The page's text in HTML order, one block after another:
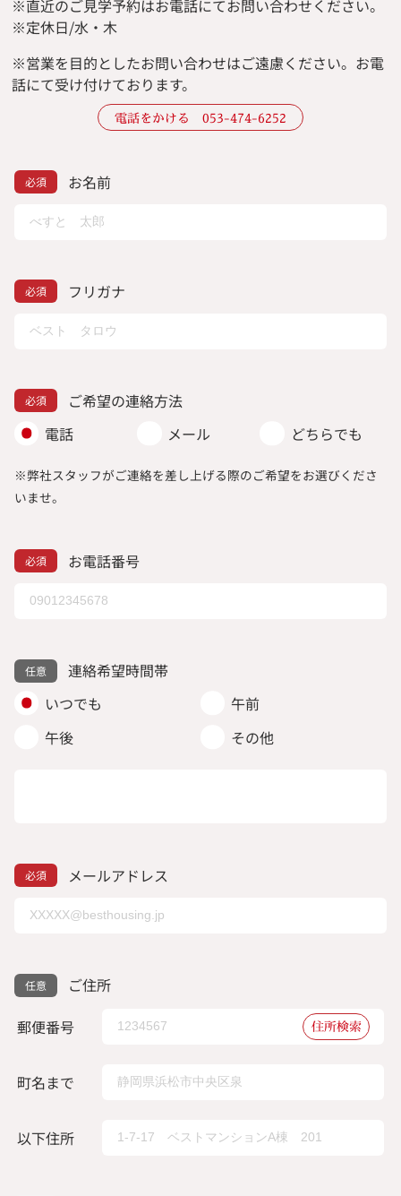
※直近のご見学予約はお電話にてお問い合わせください。
※定休日/水・木
※営業を目的としたお問い合わせはご遠慮ください。 お電
話にて受け付けております。
電話をかける 053-474-6252
お名前
フリガナ
ご希望の連絡方法
電話
メール どちらでも
※弊社スタッフがご連絡を差し上げる際のご希望をお選びくださ
いませ。
お電話番号
連絡希望時間帯
いつでも
午前
午後
その他
メールアドレス
ご住所
郵便番号
住所検索
町名まで
以下住所